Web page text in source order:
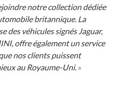
notre collection dédiée
britannique. La
des véhicules signés Jaguar,
offre également un service
nos clients puissent
au Royaume-Uni. »